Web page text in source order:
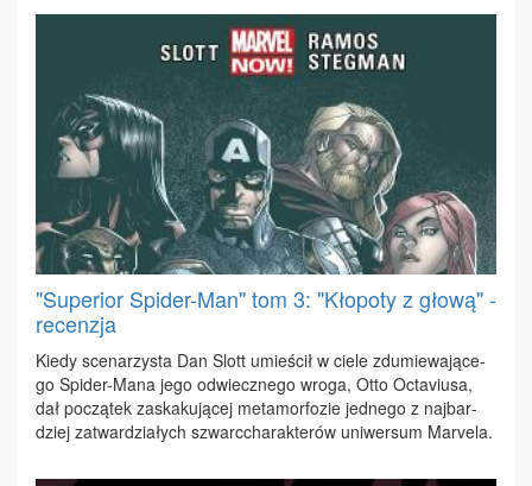
"Superior Spider-Man" tom 3: "Kłopoty z głową" -
recenzja
Kie­dy sce­na­rzy­sta Dan Slott umie­ścił w cie­le zdu­mie­wa­ją­ce­
go Spi­der-Ma­na je­go od­wiecz­ne­go wro­ga, Ot­to Octa­viu­sa,
dał po­czą­tek za­ska­ku­ją­cej me­ta­mor­fo­zie jed­ne­go z naj­bar­
dziej za­twar­dzia­łych szwarc­cha­rak­te­rów uni­wer­sum Ma­rve­la.